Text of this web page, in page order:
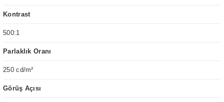
Kontrast
500:1
Parlaklık Oranı
250 cd/m²
Görüş Açısı